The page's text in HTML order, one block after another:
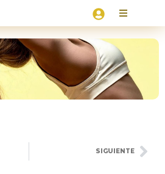
SIGUIENTE